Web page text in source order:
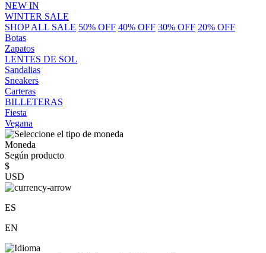
NEW IN
WINTER SALE
SHOP ALL SALE 50% OFF 40% OFF 30% OFF 20% OFF
Botas
Zapatos
LENTES DE SOL
Sandalias
Sneakers
Carteras
BILLETERAS
Fiesta
Vegana
Moneda
Según producto
$
USD
ES
EN